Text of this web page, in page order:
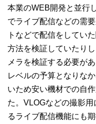
本業のWEB開発と並行
でライブ配信などの需
トなどで配信をしてい
方法を検証していたり
メラを検証する必要が
レベルの予算となりな
いため安い機材での自
た。VLOGなどの撮影
るライブ配信機能にも